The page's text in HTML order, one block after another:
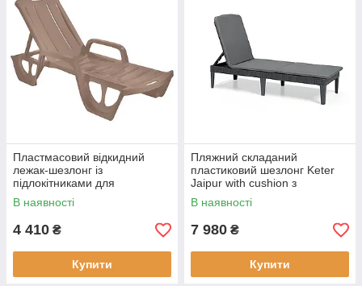
Пластмасовий відкидний
лежак-шезлонг із
підлокітниками для
відпочинку на природі, Keter
Florida, 190х66х30, бежевий
В наявності
4 410 ₴
Купити
Пляжний складаний
пластиковий шезлонг Keter
Jaipur with cushion з
матрацом, лежак садовий
для домашньої тераси
В наявності
7 980 ₴
Купити